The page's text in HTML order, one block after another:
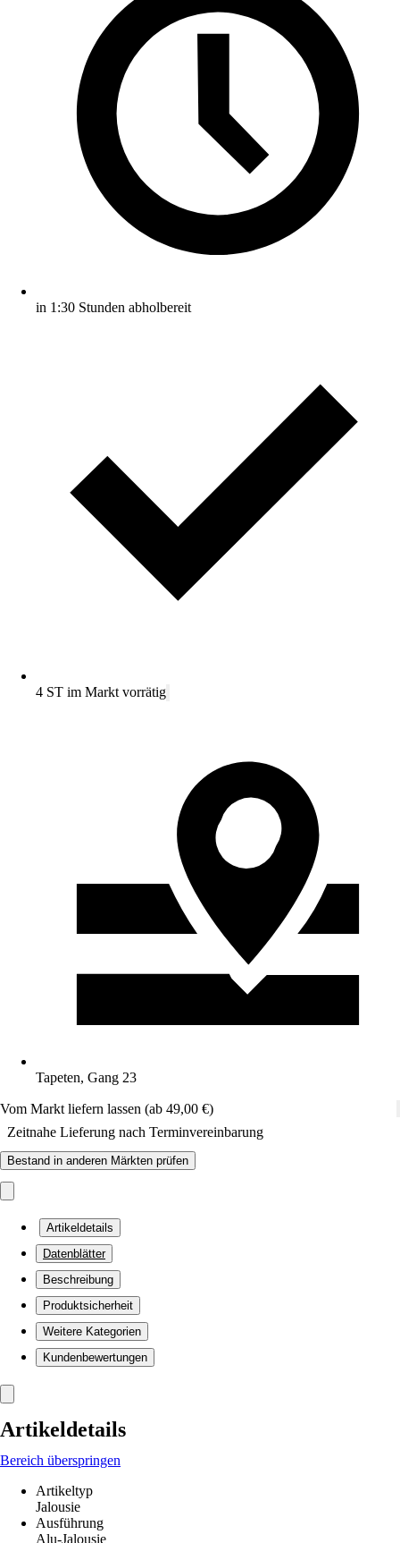
in 1:30 Stunden abholbereit
4 ST im Markt vorrätig
Tapeten, Gang 23
Vom Markt liefern lassen (ab 49,00 €)
Zeitnahe Lieferung nach Terminvereinbarung
Bestand in anderen Märkten prüfen
Artikeldetails
Datenblätter
Beschreibung
Produktsicherheit
Weitere Kategorien
Kundenbewertungen
Artikeldetails
Bereich überspringen
Artikeltyp
Jalousie
Ausführung
Alu-Jalousie